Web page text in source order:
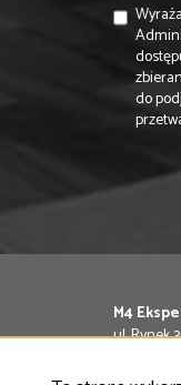
do
M4
ul. Rynek
Tel.797